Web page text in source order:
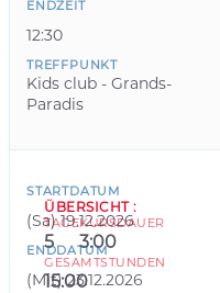
ENDZEIT
12:30
TREFFPUNKT
Kids club - Grands-
Paradis
STARTDATUM
(Sa) 19.12.2026
ENDDATUM
(Mit) 23.12.2026
ÜBERSICHT :
TAGE
5
KURSDAUER
3:00
GESAMTSTUNDEN
15:00